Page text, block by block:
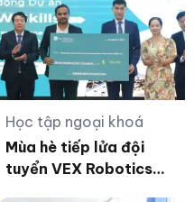
Học tập ngoại khoá
Mùa hè tiếp lửa đội
tuyển VEX Robotics